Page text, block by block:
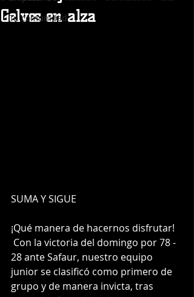
Tu comunidad
Gelves en alza
SUMA Y SIGUE
¡Qué manera de hacernos disfrutar!
28 ante Safaur, nuestro equipo
junior se clasificó como primero de
grupo y de manera invicta, tras